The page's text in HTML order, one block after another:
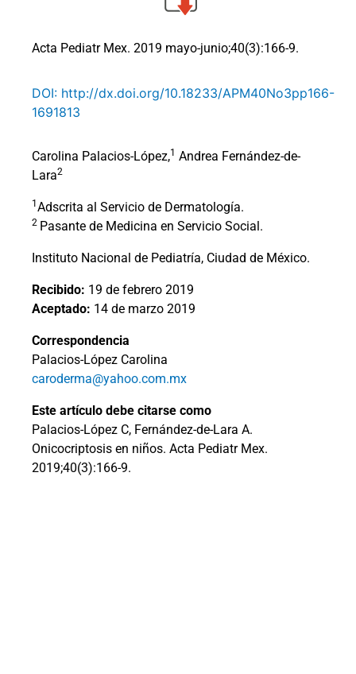
Acta Pediatr Mex. 2019 mayo-junio;40(3):166-9.
DOI: http://dx.doi.org/10.18233/APM40No3pp166-
1691813
Carolina Palacios-López,1 Andrea Fernández-de-
Lara2
1 Adscrita al Servicio de Dermatología.
2 Pasante de Medicina en Servicio Social.
Instituto Nacional de Pediatría, Ciudad de México.
Recibido: 19 de febrero 2019
Aceptado: 14 de marzo 2019
Correspondencia
Palacios-López Carolina
caroderma@yahoo.com.mx
Este artículo debe citarse como
Palacios-López C, Fernández-de-Lara A.
Onicocriptosis en niños. Acta Pediatr Mex.
2019;40(3):166-9.